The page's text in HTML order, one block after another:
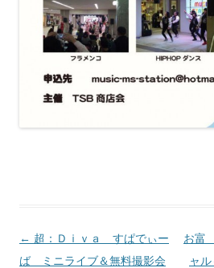
投
稿
← 超：Ｄｉｖａ すぱでぃー
ば ミニライブ＆無料撮影会
お富
ャ